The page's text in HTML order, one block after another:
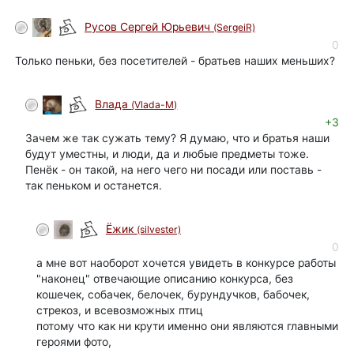
Русов Сергей Юрьевич (SergeiR)
0
Только пеньки, без посетителей - братьев наших меньших?
Влада (Vlada-M)
+3
Зачем же так сужать тему? Я думаю, что и братья наши
будут уместны, и люди, да и любые предметы тоже.
Пенёк - он такой, на него чего ни посади или поставь -
так пеньком и останется.
Ёжик (silvester)
0
а мне вот наоборот хочется увидеть в конкурсе работы
"наконец" отвечающие описанию конкурса, без
кошечек, собачек, белочек, бурундучков, бабочек,
стрекоз, и всевозможных птиц
потому что как ни крути именно они являются главными
героями фото,